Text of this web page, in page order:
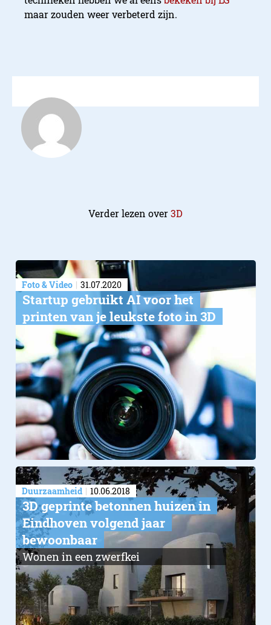
maar zouden weer verbeterd zijn.
Verder lezen over3D
Foto & Video 31.07.2020
Startup gebruikt AI voor het
printen van je leukste foto in 3D
Duurzaamheid 10.06.2018
3D geprinte betonnen huizen in
Eindhoven volgend jaar
bewoonbaar
Wonen in een zwerfkei